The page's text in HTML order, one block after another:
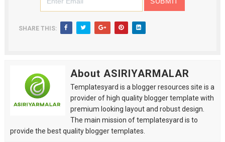
SHARE THIS:
About ASIRIYARMALAR
Templatesyard is a blogger resources site is a
provider of high quality blogger template with
premium looking layout and robust design.
The main mission of templatesyard is to
provide the best quality blogger templates.